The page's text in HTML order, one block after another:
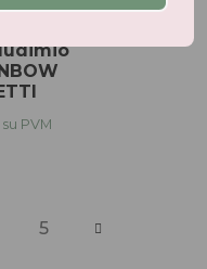
su PVM
5